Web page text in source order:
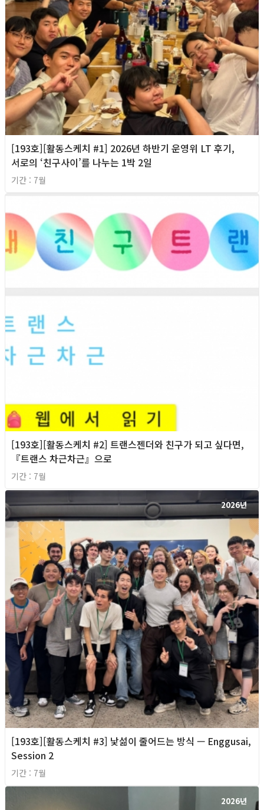
[193호][활동스케치 #1] 2026년 하반기 운영위 LT 후기,
서로의 ‘친구사이’를 나누는 1박 2일
기간 : 7월
[193호][활동스케치 #2] 트랜스젠더와 친구가 되고 싶다면,
『트랜스 차근차근』으로
기간 : 7월
2026년
[193호][활동스케치 #3] 낯섦이 줄어드는 방식 — Enggusai,
Session 2
기간 : 7월
2026년